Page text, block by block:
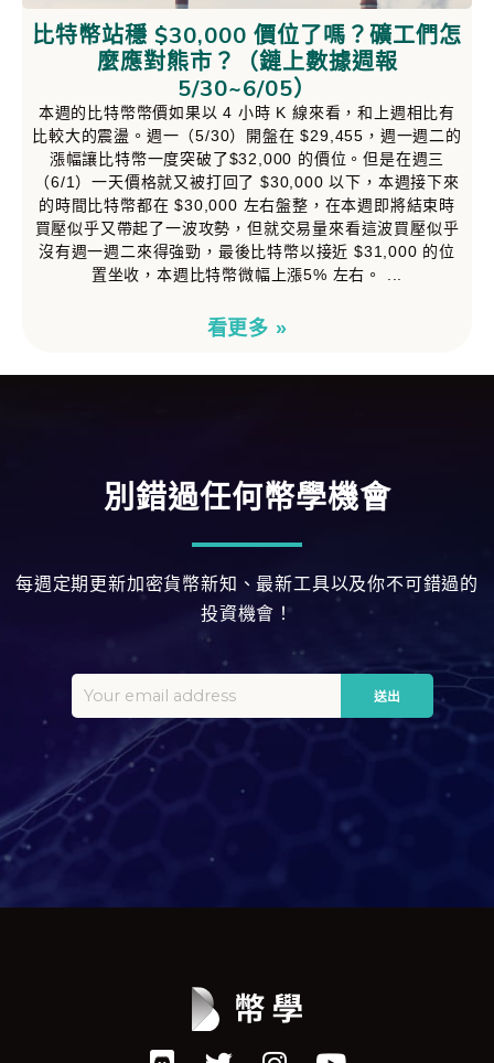
比特幣站穩 $30,000 價位了嗎？礦工們怎
麼應對熊市？（鏈上數據週報
5/30~6/05）
本週的比特幣幣價如果以 4 小時 K 線來看，和上週相比有
比較大的震盪。週一（5/30）開盤在 $29,455，週一週二的
漲幅讓比特幣一度突破了$32,000 的價位。但是在週三
（6/1）一天價格就又被打回了 $30,000 以下，本週接下來
的時間比特幣都在 $30,000 左右盤整，在本週即將結束時
買壓似乎又帶起了一波攻勢，但就交易量來看這波買壓似乎
沒有週一週二來得強勁，最後比特幣以接近 $31,000 的位
置坐收，本週比特幣微幅上漲5% 左右。
看更多 »
別錯過任何幣學機會
每週定期更新加密貨幣新知、最新工具以及你不可錯過的
投資機會！